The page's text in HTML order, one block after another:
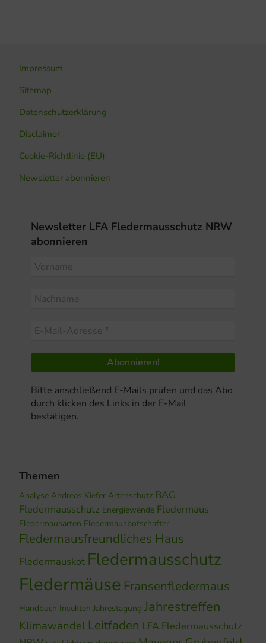
Impressum
Sitemap
Datenschutzerklärung
Disclaimer
Cookie-Richtlinie (EU)
Newsletter abonnieren
Newsletter LFA Fledermausschutz NRW
abonnieren
Bitte anschließend E-Mails prüfen und das Abo
durch klicken des Links in der E-Mail
bestätigen.
Themen
Analyse Andreas Kiefer Artenschutz BAG
Fledermausschutz Energiewende Fledermaus
Fledermausarten Fledermausbotschafter
Fledermausfreundliches Haus
Fledermauskot Fledermausschutz
Fledermäuse Fransenfledermaus
Handbuch Insekten Jahrestagung Jahrestreffen
Klimawandel Leitfaden LFA Fledermausschutz